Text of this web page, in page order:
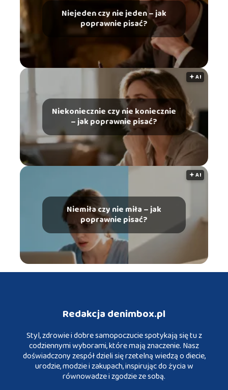
Niejeden czy nie jeden – jak
poprawnie pisać?
🟅 AI
Niekoniecznie czy nie koniecznie
– jak poprawnie pisać?
🟅 AI
Niemiła czy nie miła – jak
poprawnie pisać?
Redakcja denimbox.pl
Styl, zdrowie i dobre samopoczucie spotykają się tu z
codziennymi wyborami, które mają znaczenie. Nasz
doświadczony zespół dzieli się rzetelną wiedzą o diecie,
urodzie, modzie i zakupach, inspirując do życia w
równowadze i zgodzie ze sobą.